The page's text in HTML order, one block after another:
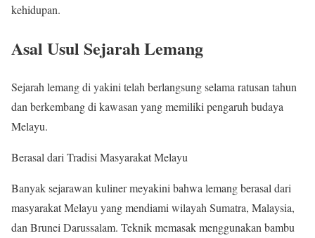
kehidupan.
Asal Usul Sejarah Lemang
Sejarah lemang di yakini telah berlangsung selama ratusan tahun
dan berkembang di kawasan yang memiliki pengaruh budaya
Melayu.
Berasal dari Tradisi Masyarakat Melayu
Banyak sejarawan kuliner meyakini bahwa lemang berasal dari
masyarakat Melayu yang mendiami wilayah Sumatra, Malaysia,
dan Brunei Darussalam. Teknik memasak menggunakan bambu